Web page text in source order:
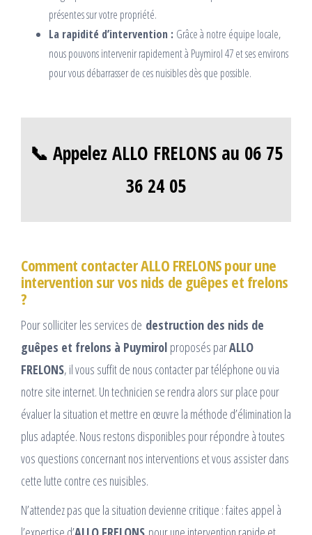
présentes sur votre propriété.
La rapidité d’intervention : Grâce à notre équipe locale,
nous pouvons intervenir rapidement à Puymirol 47 et ses environs
pour vous débarrasser de ces nuisibles dès que possible.
📞 Appelez ALLO FRELONS au 06 75
36 24 05
Comment contacter ALLO FRELONS pour une
intervention sur vos nids de guêpes et frelons
?
Pour solliciter les services de destruction des nids de
guêpes et frelons à Puymirol proposés parALLO
FRELONS, il vous suffit de nous contacter par téléphone ou via
notre site internet. Un technicien se rendra alors sur place pour
évaluer la situation et mettre en œuvre la méthode d’élimination la
plus adaptée. Nous restons disponibles pour répondre à toutes
vos questions concernant nos interventions et vous assister dans
cette lutte contre ces nuisibles.
N’attendez pas que la situation devienne critique : faites appel à